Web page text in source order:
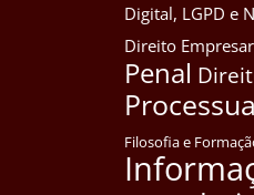
Digital, LGPD e
Direito
Penal
Filosofia e